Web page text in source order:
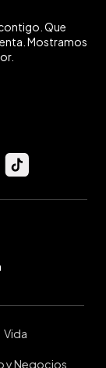
Que
Mostramos
Vida
y Negocios